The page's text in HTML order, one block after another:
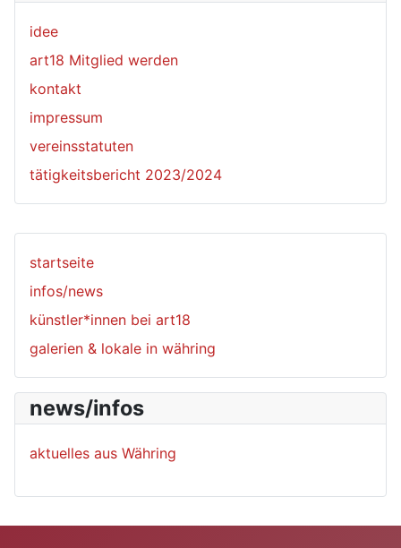
startseite
infos/news
künstler*innen bei art18
galerien & lokale in währing
news/infos
aktuelles aus Währing
idee
art18 Mitglied werden
kontakt
impressum
vereinsstatuten
tätigkeitsbericht 2023/2024